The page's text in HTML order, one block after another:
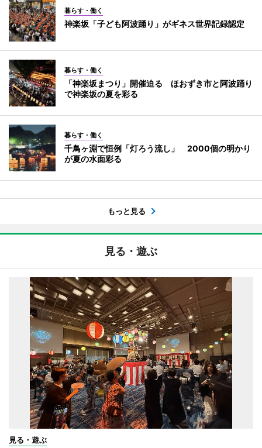
暮らす・働く
神楽坂「子ども阿波踊り」がギネス世界記録認定
暮らす・働く
「神楽坂まつり」開催迫る ほおずき市と阿波踊り
で神楽坂の夏を彩る
暮らす・働く
千鳥ヶ淵で恒例「灯ろう流し」 2000個の明かり
が夏の水面彩る
もっと見る
見る・遊ぶ
見る・遊ぶ